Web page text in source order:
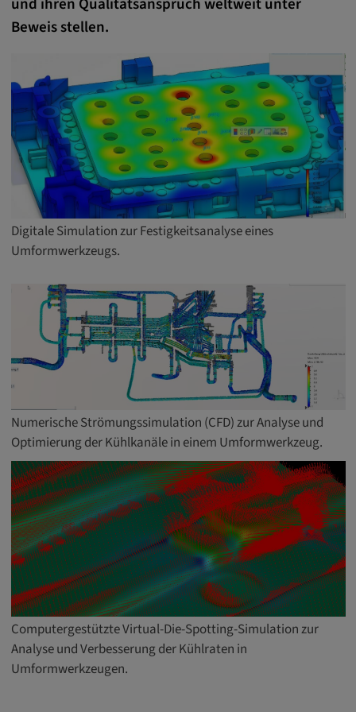
und ihren Qualitätsanspruch weltweit unter
Beweis stellen.
Digitale Simulation zur Festigkeitsanalyse eines
Umformwerkzeugs.
Numerische Strömungssimulation (CFD) zur Analyse und
Optimierung der Kühlkanäle in einem Umformwerkzeug.
Computergestützte Virtual-Die-Spotting-Simulation zur
Analyse und Verbesserung der Kühlraten in
Umformwerkzeugen.
Name:
cookie_consent
Dieses Cookie speichert die
benutzerspezifischen Cookie-Einstellungen
Cookie Laufzeit:
1 Jahr
Externe Medien
Notwendig, um Inhalte von externen Medien-
Google Maps
Name:
DV, SOCS, NID, AEC, CONSENT, OGPC
google.com
Zweck:
Mit diesen Cookie werden die Präferenzen
und sonstige Informationen des Nutzers
Cookie Laufzeit:
3 Tage
Youtube
Name:
VISITOR_INFO1_LIVE, YSC, CONSENT,
yt.innertube::nextId, yt.innertube::requests,
yt-remote-cast-installed, yt-remote-